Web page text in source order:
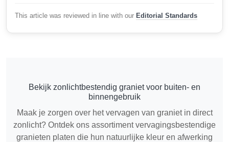
This article was reviewed in line with our Editorial Standards
Bekijk zonlichtbestendig graniet voor buiten- en
binnengebruik
Maak je zorgen over het vervagen van graniet in direct
zonlicht? Ontdek ons assortiment vervagingsbestendige
granieten platen die hun natuurlijke kleur en afwerking